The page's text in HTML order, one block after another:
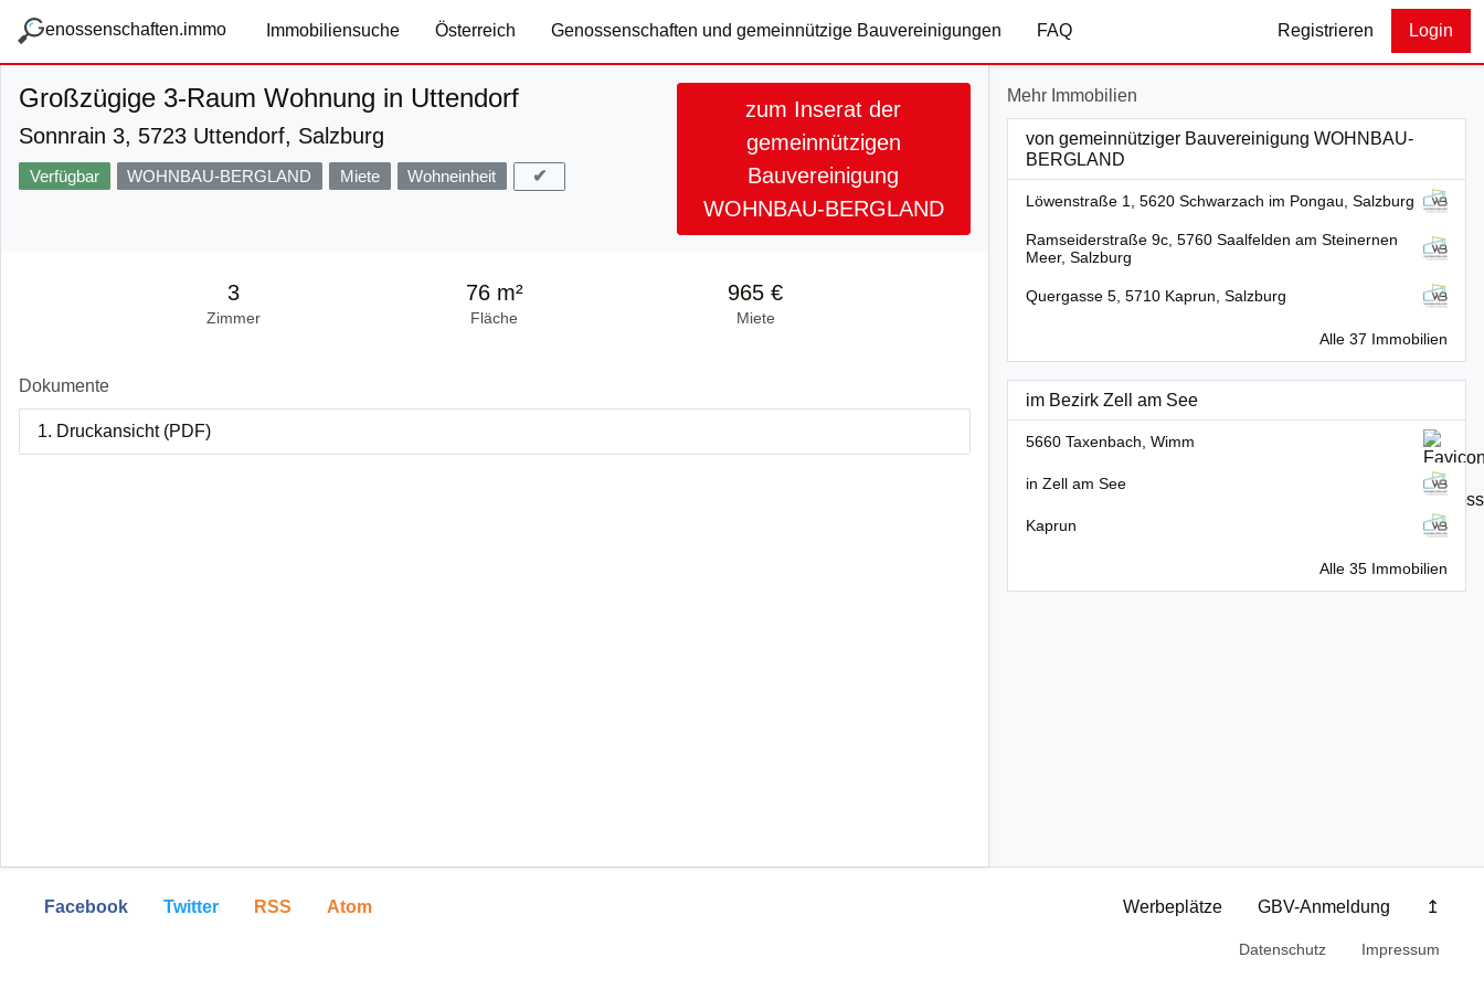
g
enossenschaften.immo Immobiliensuche Österreich Genossenschaften und gemeinnützige Bauvereinigungen FAQ Registrieren Login
zum Inserat der
gemeinnützigen
Bauvereinigung
WOHNBAU-BERGLAND
Großzügige 3-Raum Wohnung in Uttendorf
Sonnrain 3, 5723 Uttendorf, Salzburg
Verfügbar WOHNBAU-BERGLAND Miete Wohneinheit ✔
3
Zimmer
76 m²
Fläche
965 €
Miete
Dokumente
1. Druckansicht (PDF)
Mehr Immobilien
von gemeinnütziger Bauvereinigung WOHNBAU-
BERGLAND
Löwenstraße 1, 5620 Schwarzach im Pongau, Salzburg
Ramseiderstraße 9c, 5760 Saalfelden am Steinernen
Meer, Salzburg
Quergasse 5, 5710 Kaprun, Salzburg
Alle 37 Immobilien
im Bezirk Zell am See
5660 Taxenbach, Wimm
in Zell am See
Kaprun
Alle 35 Immobilien
Facebook Twitter RSS Atom Werbeplätze GBV-Anmeldung ↥
Datenschutz Impressum